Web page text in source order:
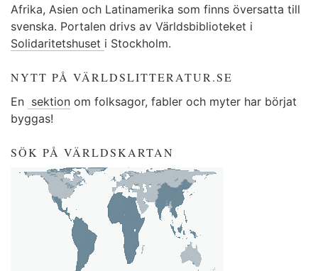
Afrika, Asien och Latinamerika som finns översatta till
svenska. Portalen drivs av Världsbiblioteket i
Solidaritetshuset i Stockholm.
NYTT PÅ VÄRLDSLITTERATUR.SE
En sektion om folksagor, fabler och myter har börjat
byggas!
SÖK PÅ VÄRLDSKARTAN